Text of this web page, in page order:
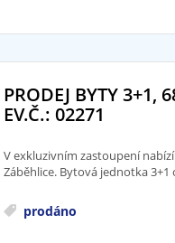
PRODEJ BYTY 3+1,
EV.Č.: 02271
V exkluzivním zastoupení
Záběhlice. Bytová jednotka 3+1
prodáno